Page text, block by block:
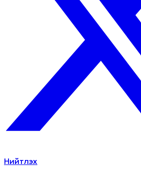
Нийтлэх